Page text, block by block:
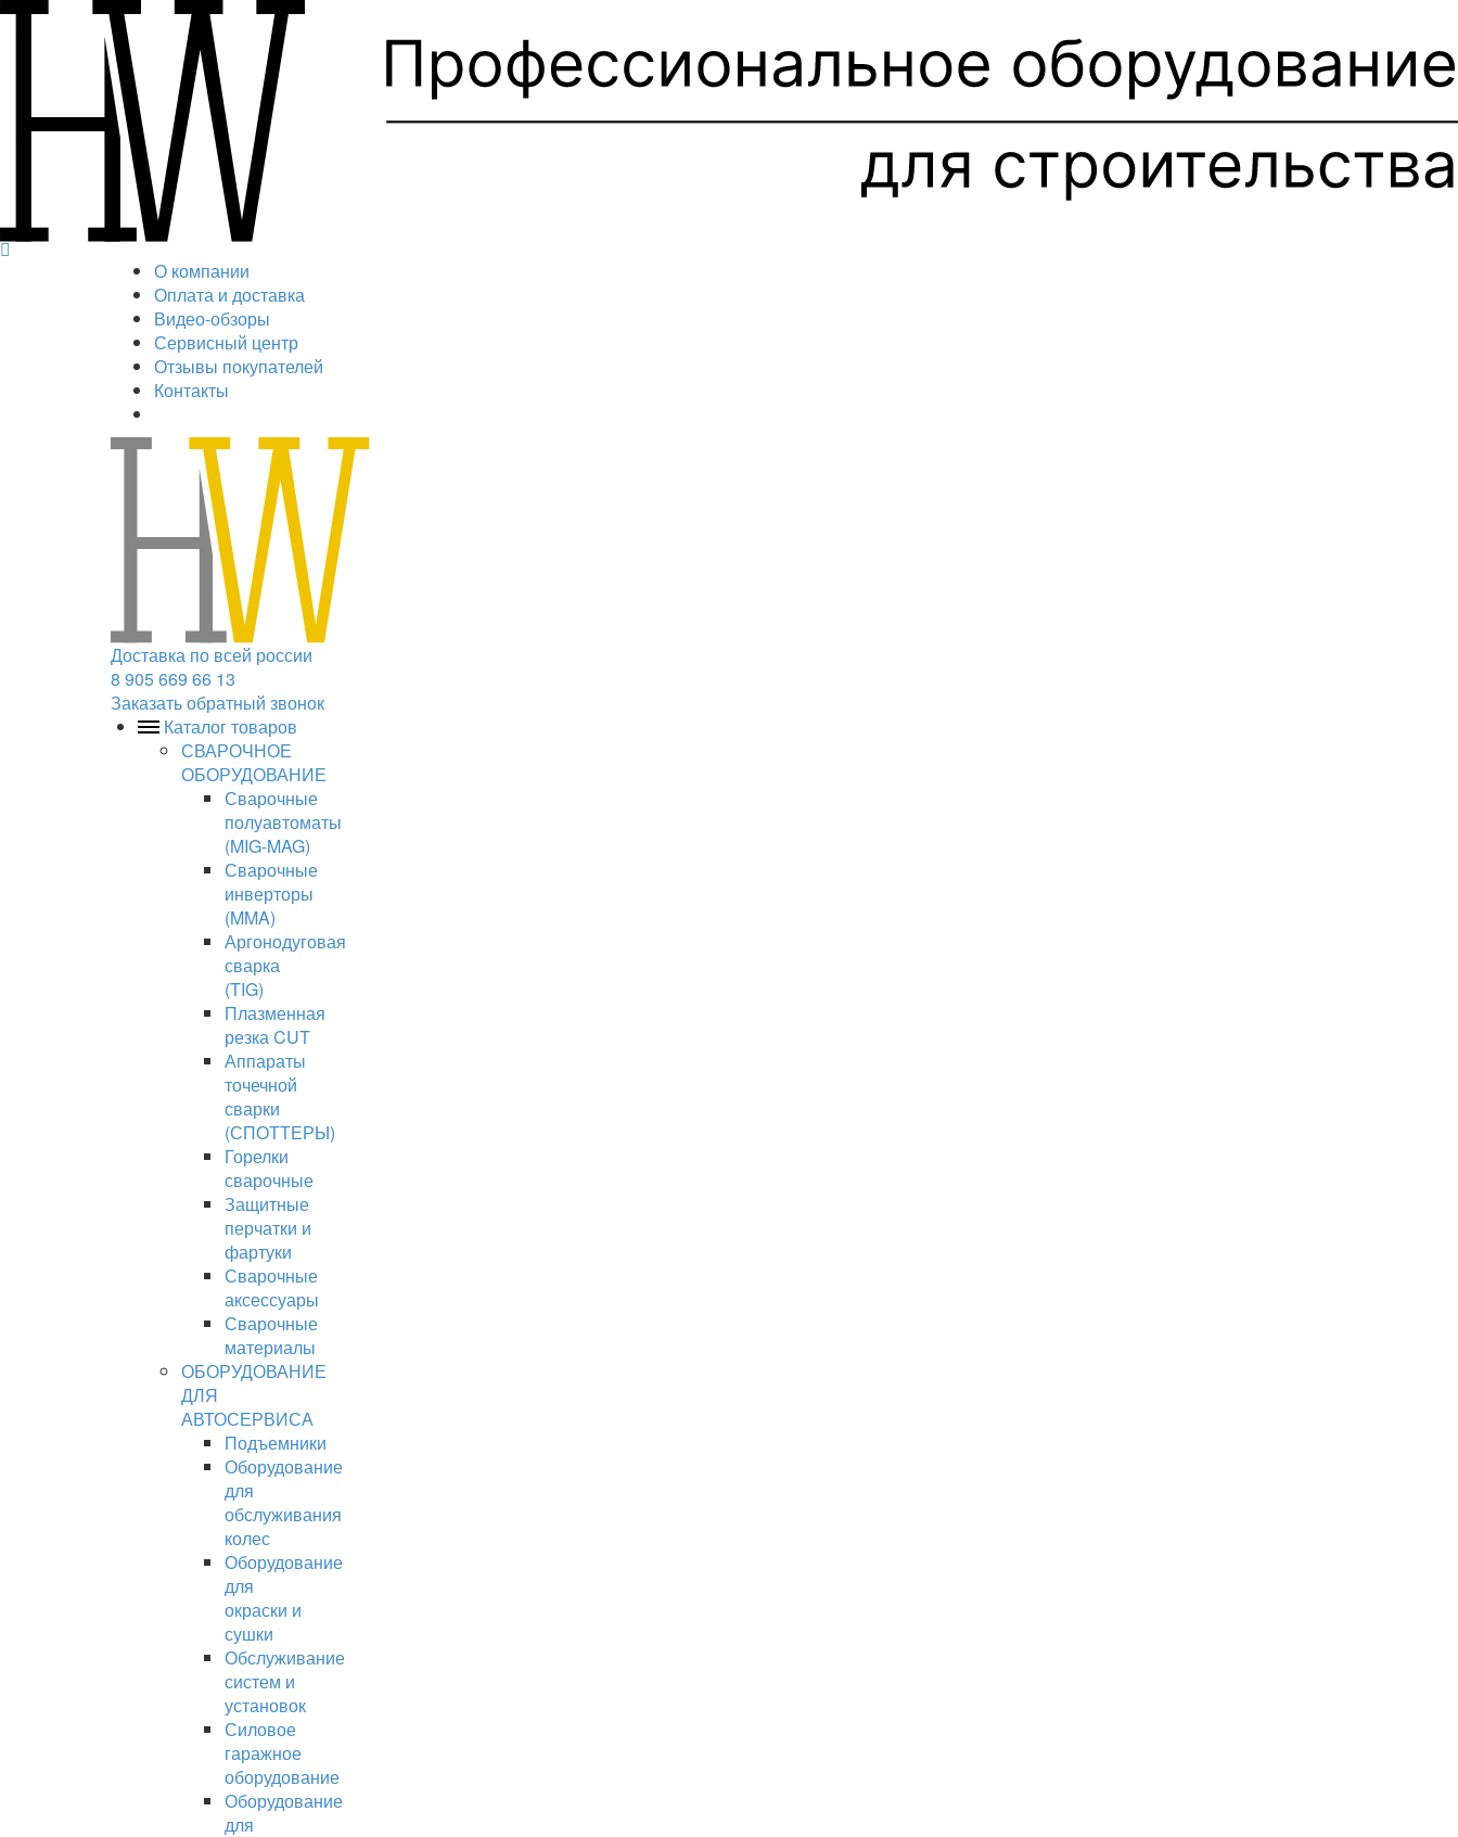
О компании
Оплата и доставка
Видео-обзоры
Сервисный центр
Отзывы покупателей
Контакты
Доставка по всей россии
8 905 669 66 13
Заказать обратный звонок
Каталог товаров
СВАРОЧНОЕ
ОБОРУДОВАНИЕ
Сварочные
полуавтоматы
(MIG-MAG)
Сварочные
инверторы
(MMA)
Аргонодуговая
сварка
(TIG)
Плазменная
резка CUT
Аппараты
точечной
сварки
(СПОТТЕРЫ)
Горелки
сварочные
Защитные
перчатки и
фартуки
Сварочные
аксессуары
Сварочные
материалы
ОБОРУДОВАНИЕ
ДЛЯ
АВТОСЕРВИСА
Подъемники
Оборудование
для
обслуживания
колес
Оборудование
для
окраски и
сушки
Обслуживание
систем и
установок
Силовое
гаражное
оборудование
Оборудование
для